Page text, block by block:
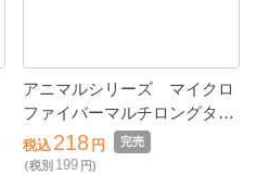
アニマルシリーズ マイクロ
ファイバーマルチロングタオ
ル
税込 218 円
完売
（税別 199 円)